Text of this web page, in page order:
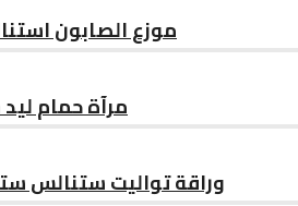
موزع الصابون
مرآة حمام
وراقة تواليت ستنالس